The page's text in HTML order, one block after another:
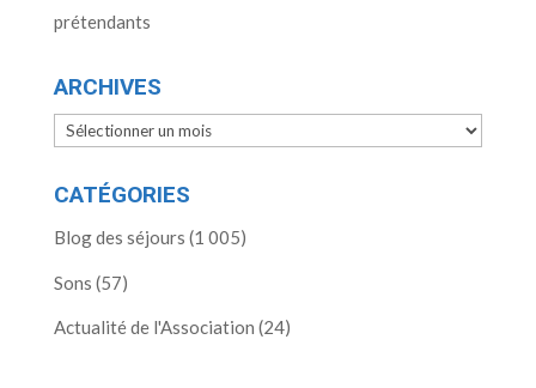
prétendants
ARCHIVES
Archives
CATÉGORIES
Blog des séjours (1 005)
Sons (57)
Actualité de l'Association (24)